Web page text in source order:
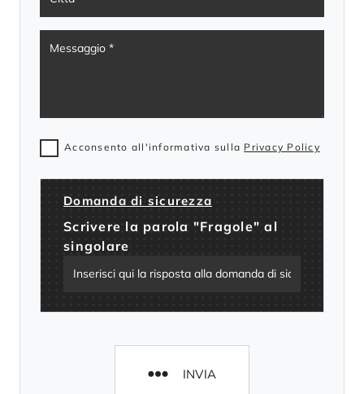
Acconsento all'informativa sulla Privacy Policy
Domanda di sicurezza
Scrivere la parola "Fragole" al
singolare
INVIA